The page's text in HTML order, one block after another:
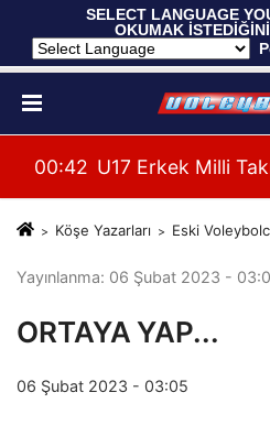
SELECT LANGUAGE
OKUMAK
00:37 Filenin Sultanları,
Köşe Yazarları Eski
Yayınlanma: 06 Şubat 2023 -
ORTAYA YAP...
06 Şubat 2023 - 03:05